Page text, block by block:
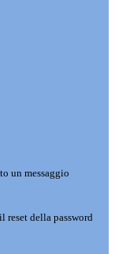
un messaggio
reset della password